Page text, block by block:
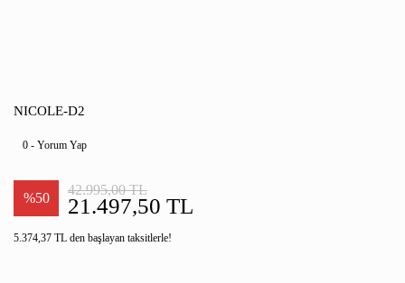
NICOLE-D2
0 - Yorum Yap
%50 21.497,50 TL
42.995,00 TL
5.374,37 TL den başlayan taksitlerle!